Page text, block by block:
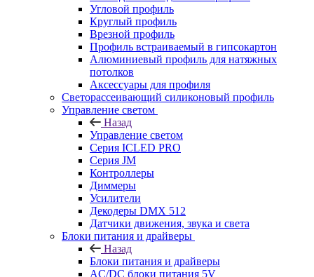
Угловой профиль
Круглый профиль
Врезной профиль
Профиль встраиваемый в гипсокартон
Алюминиевый профиль для натяжных
потолков
Аксессуары для профиля
Светорассеивающий силиконовый профиль
Управление светом
Назад
Управление светом
Серия ICLED PRO
Серия JM
Контроллеры
Диммеры
Усилители
Декодеры DMX 512
Датчики движения, звука и света
Блоки питания и драйверы
Назад
Блоки питания и драйверы
AC/DC блоки питания 5V